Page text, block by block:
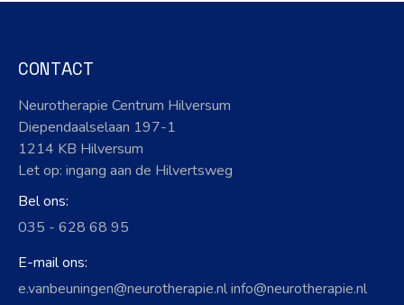
CONTACT
Neurotherapie Centrum Hilversum
Diependaalselaan 197-1
1214 KB Hilversum
Let op: ingang aan de Hilvertsweg
Bel ons:
035 - 628 68 95
E-mail ons:
e.vanbeuningen@neurotherapie.nl info@neurotherapie.nl